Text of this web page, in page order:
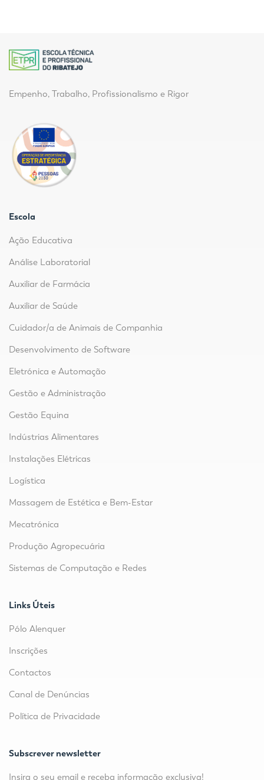
Empenho, Trabalho, Profissionalismo e Rigor
Escola
Ação Educativa
Análise Laboratorial
Auxiliar de Farmácia
Auxiliar de Saúde
Cuidador/a de Animais de Companhia
Desenvolvimento de Software
Eletrónica e Automação
Gestão e Administração
Gestão Equina
Indústrias Alimentares
Instalações Elétricas
Logística
Massagem de Estética e Bem-Estar
Mecatrónica
Produção Agropecuária
Sistemas de Computação e Redes
Links Úteis
Pólo Alenquer
Inscrições
Contactos
Canal de Denúncias
Política de Privacidade
Subscrever newsletter
Insira o seu email e receba informação exclusiva!